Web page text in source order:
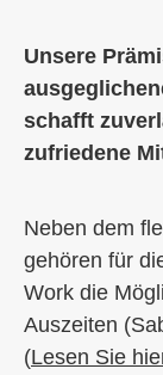
Unsere
schafft
zufriedene
Neben dem
gehören für
Work die
Auszeiten
(Lesen Sie